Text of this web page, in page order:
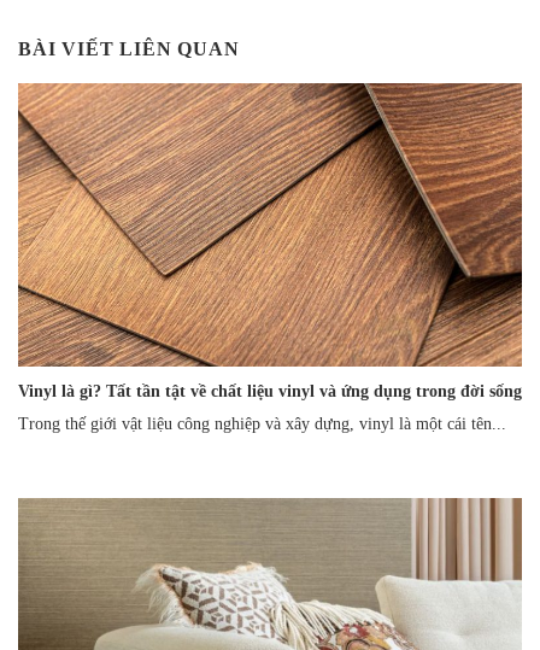
BÀI VIẾT LIÊN QUAN
Vinyl là gì? Tất tần tật về chất liệu vinyl và ứng dụng trong đời sống
Trong thế giới vật liệu công nghiệp và xây dựng, vinyl là một cái tên...